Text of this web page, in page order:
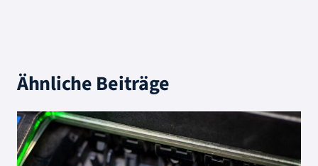
Ähnliche Beiträge